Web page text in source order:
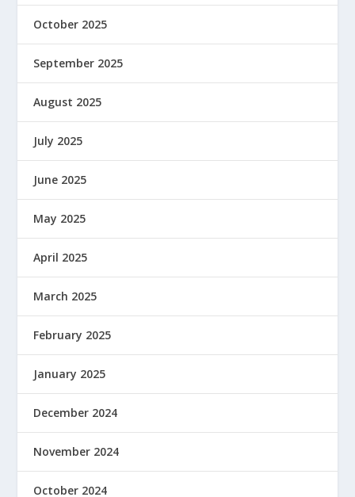
October 2025
September 2025
August 2025
July 2025
June 2025
May 2025
April 2025
March 2025
February 2025
January 2025
December 2024
November 2024
October 2024